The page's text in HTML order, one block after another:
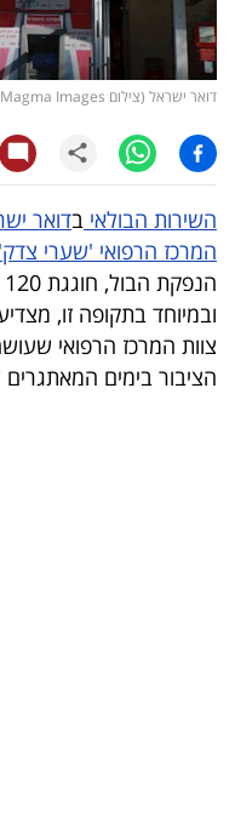
עסקית
קריפטו
ויראלי
טלוויזיה
עסקי
ספורט
קריירה
ולימודים
דואר ישראל (צילום Magma Images, דוברות דואר ישראל)
השירות הבולאי בדואר
המרכז הרפואי 'שערי צדק'
ובמיוחד בתקופה זו,
צוות המרכז הרפואי
הציבור בימים